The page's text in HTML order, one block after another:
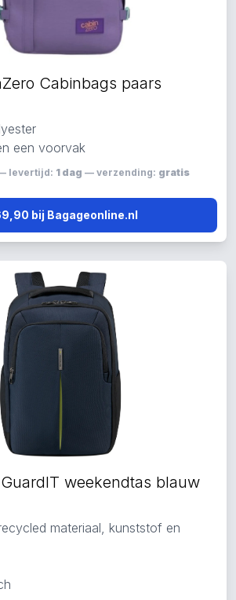
Cabinbags paars
een voorvak
levertijd: 1 dag — verzending: gratis
bij Bagageonline.nl
weekendtas blauw
materiaal, kunststof en